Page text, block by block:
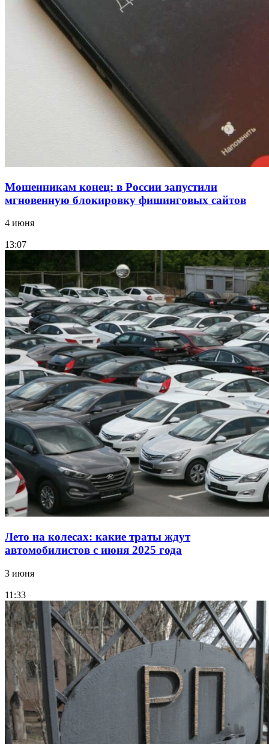
Сладкий праздник в Волгограде: в Центральном
парке прошёл фестиваль „Арбузный переполох“
Волгоградские компании нарастили экспорт:
заключены контракты на 3,6 млн долларов
Мошенникам конец: в России запустили
мгновенную блокировку фишинговых сайтов
4 июня
13:07
Лето на колесах: какие траты ждут
автомобилистов с июня 2025 года
3 июня
11:33